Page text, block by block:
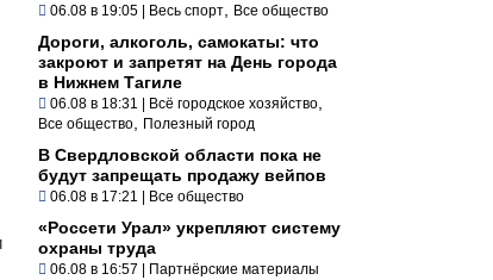
06.08 в 19:05 | Весь спорт Все общество
Дороги, алкоголь, самокаты: что
закроют и запретят на День города
в Нижнем Тагиле
06.08 в 18:31 | Всё городское хозяйство
Все общество Полезный город
В Свердловской области пока не
будут запрещать продажу вейпов
06.08 в 17:21 | Все общество
«Россети Урал» укрепляют систему
охраны труда
06.08 в 16:57 | Партнёрские материалы